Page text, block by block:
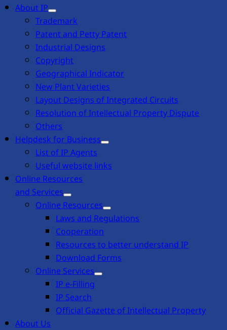
About IP
Trademark
Patent and Petty Patent
Industrial Designs
Copyright
Geographical Indicator
New Plant Varieties
Layout Designs of Integrated Circuits
Resolution of Intellectual Property Dispute
Others
Helpdesk for Business
List of IP Agents
Useful website links
Online Resources
and Services
Online Resources
Laws and Regulations
Cooperation
Resources to better understand IP
Download Forms
Online Services
IP e-Filling
IP Search
Official Gazette of Intellectual Property
About Us